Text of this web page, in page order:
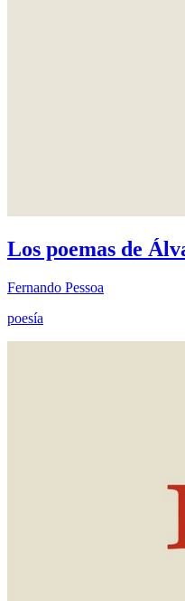
Los poemas de
Fernando Pessoa
poesía